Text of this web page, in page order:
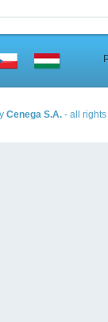
Cenega S.A.- all rights